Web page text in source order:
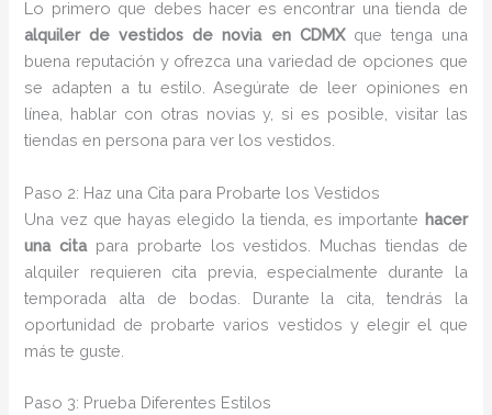
Lo primero que debes hacer es encontrar una tienda de
alquiler de vestidos de novia en CDMXque tenga una
buena reputación y ofrezca una variedad de opciones que
se adapten a tu estilo. Asegúrate de leer opiniones en
línea, hablar con otras novias y, si es posible, visitar las
tiendas en persona para ver los vestidos.
Paso 2: Haz una Cita para Probarte los Vestidos
Una vez que hayas elegido la tienda, es importante hacer
una citapara probarte los vestidos. Muchas tiendas de
alquiler requieren cita previa, especialmente durante la
temporada alta de bodas. Durante la cita, tendrás la
oportunidad de probarte varios vestidos y elegir el que
más te guste.
Paso 3: Prueba Diferentes Estilos